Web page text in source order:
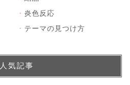
・ 炎色反応
・ テーマの見つけ方
人気記事